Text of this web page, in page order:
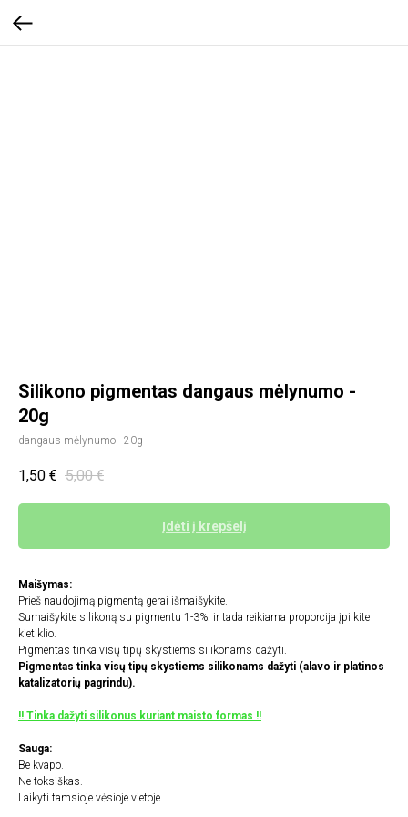
Silikono pigmentas dangaus mėlynumo -
20g
dangaus mėlynumo - 20g
1,50 € 5,00 €
Įdėti į krepšelį
Maišymas:
Prieš naudojimą pigmentą gerai išmaišykite.
Sumaišykite silikoną su pigmentu 1-3%. ir tada reikiama proporcija įpilkite
kietiklio.
Pigmentas tinka visų tipų skystiems silikonams dažyti.
Pigmentas tinka visų tipų skystiems silikonams dažyti (alavo ir platinos
katalizatorių pagrindu).
!! Tinka dažyti silikonus kuriant maisto formas !!
Sauga:
Be kvapo.
Ne toksiškas.
Laikyti tamsioje vėsioje vietoje.